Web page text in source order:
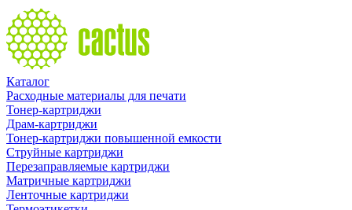
Каталог
Расходные материалы для печати
Тонер-картриджи
Драм-картриджи
Тонер-картриджи повышенной емкости
Струйные картриджи
Перезаправляемые картриджи
Матричные картриджи
Ленточные картриджи